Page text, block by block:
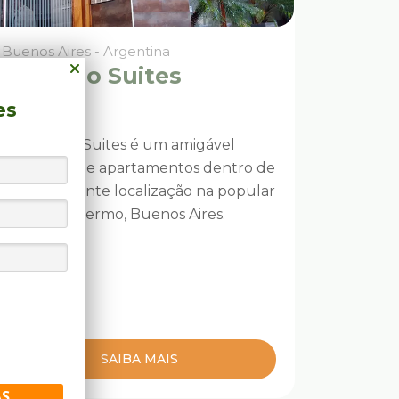
Buenos Aires - Argentina
Palermo Suites
O Palermo Suites é um amigável
complexo de apartamentos dentro de
uma excelente localização na popular
zona de Palermo, Buenos Aires.
SAIBA MAIS